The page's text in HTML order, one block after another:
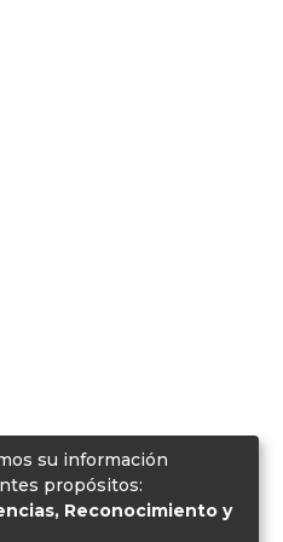
su información
propósitos:
Reconocimiento y